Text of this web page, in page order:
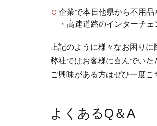
企業で本日他県から不用品
・高速道路のインターチ
上記のように様々なお困り
弊社ではお客様に喜んでい
ご興味がある方はぜひ一度こ
よくあるQ＆A